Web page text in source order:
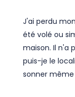
J'ai perdu
été volé ou
maison. Il n'a
puis-je le
sonner même